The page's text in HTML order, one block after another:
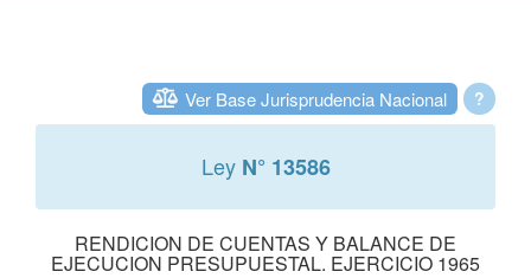
?
Ver Base Jurisprudencia Nacional
Ley N° 13586
RENDICION DE CUENTAS Y BALANCE DE
EJECUCION PRESUPUESTAL. EJERCICIO 1965